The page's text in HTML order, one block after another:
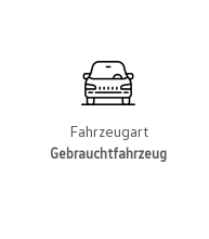
Fahrzeugart
Gebrauchtfahrzeug